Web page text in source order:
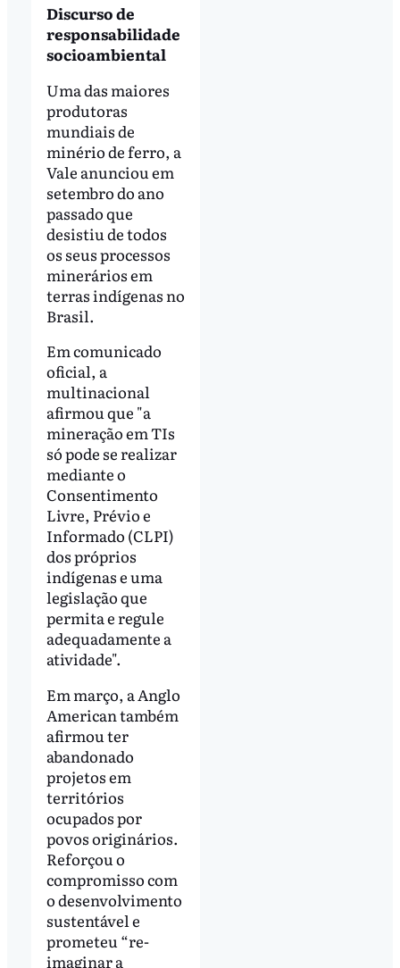
Discurso de
responsabilidade
socioambiental
Uma das maiores
produtoras
mundiais de
minério de ferro, a
Vale anunciou em
setembro do ano
passado que
desistiu de todos
os seus processos
minerários em
terras indígenas no
Brasil.
Em comunicado
oficial, a
multinacional
afirmou que "a
mineração em TIs
só pode se realizar
mediante o
Consentimento
Livre, Prévio e
Informado (CLPI)
dos próprios
indígenas e uma
legislação que
permita e regule
adequadamente a
atividade".
Em março, a Anglo
American também
afirmou ter
abandonado
projetos em
territórios
ocupados por
povos originários.
Reforçou o
compromisso com
o desenvolvimento
sustentável e
prometeu “re-
imaginar a